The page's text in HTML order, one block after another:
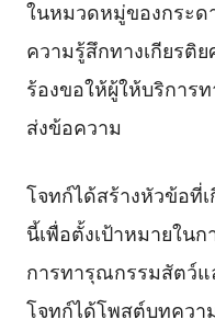
ในหมวดหมู่ของกระด
ความรู้สึกทางเกียรติ
ร้องขอให้ผู้ให้บริการ
ส่งข้อความ
โจทก์ได้สร้างหัวข้อที่
นี้เพื่อตั้งเป้าหมายใน
การทารุณกรรมสัตว์
โจทก์ได้โพสต์บทควา